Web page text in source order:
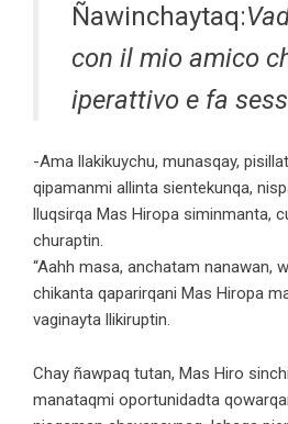
Ñawinchaytaq:
con il mio amico
iperattivo e fa
-Ama llakikuychu, munasqay,
qipamanmi allinta sientekunqa,
lluqsirqa Mas Hiropa siminmanta,
churaptin.
“Aahh masa, anchatam nanawan,
chikanta qaparirqani Mas Hiropa
vaginayta llikiruptin.
Chay ñawpaq tutan, Mas Hiro
manataqmi oportunidadta